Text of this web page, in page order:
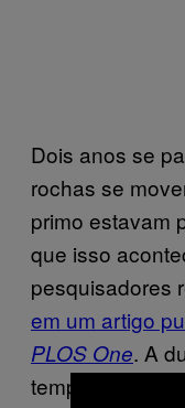
Dois anos se
rochas se
primo estavam
que isso
pesquisadores
em um artigo
PLOS One. A
temperatura cai